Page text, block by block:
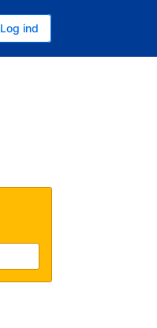
Log ind